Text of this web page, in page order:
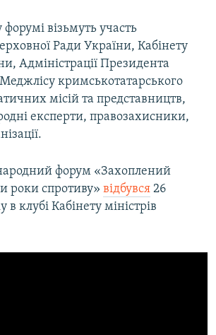
візьмуть участь
Ради України, Кабінету
Адміністрації Президента
кримськотатарського
місій та представництв,
експерти, правозахисники,
форум «Захоплений
роки спротиву» відбувся 26
клубі Кабінету міністрів